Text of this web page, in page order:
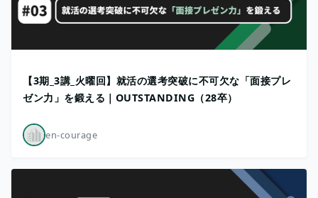
【3期_3講_火曜回】就活の選考突破に不可欠な「面接プレ
ゼン力」を鍛える｜OUTSTANDING（28卒）
en-courage